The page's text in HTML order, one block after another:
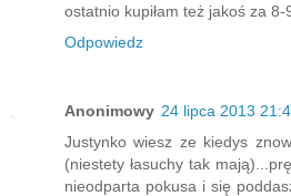
ostatnio kupiłam też jakoś za 8-
Odpowiedz
Anonimowy 24 lipca 2013
Justynko wiesz ze kiedys
(niestety łasuchy tak
nieodparta pokusa i się